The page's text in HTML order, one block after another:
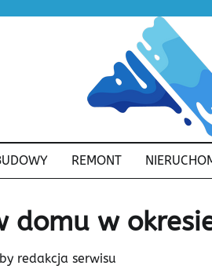
REMONT
domu w
by redakcja serwisu